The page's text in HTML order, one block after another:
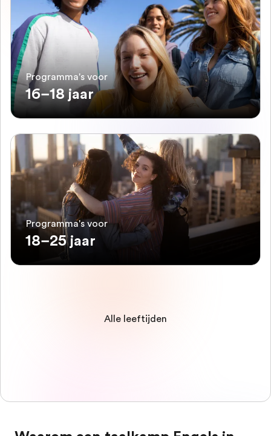
Programma's voor
16–18 jaar
Programma's voor
18–25 jaar
Alle leeftijden